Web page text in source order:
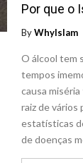
Por que o
ByWhyIslam
O álcool tem
tempos
causa
raiz de vários
estatísticas
de doenças